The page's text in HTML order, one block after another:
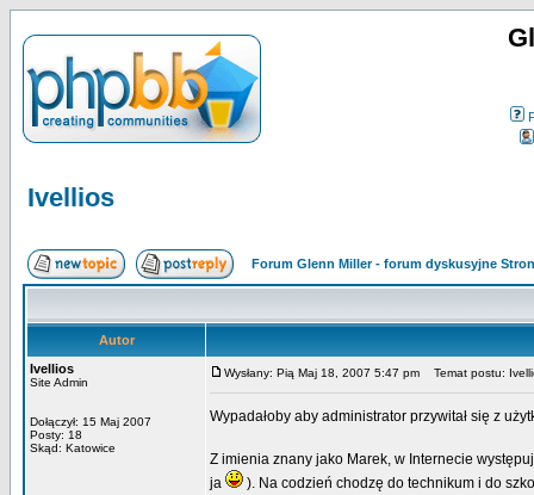
Ivellios
Forum Glenn Miller - forum dyskusyjne
Autor
Ivellios
Site Admin
Dołączył: 15 Maj 2007
Posty: 18
Skąd: Katowice
Wysłany: Pią Maj 18, 2007 5:47 pm Temat postu:
Wypadałoby aby administrator przywitał się z
Z imienia znany jako Marek, w Internecie
ja
). Na codzień chodzę do technikum i do